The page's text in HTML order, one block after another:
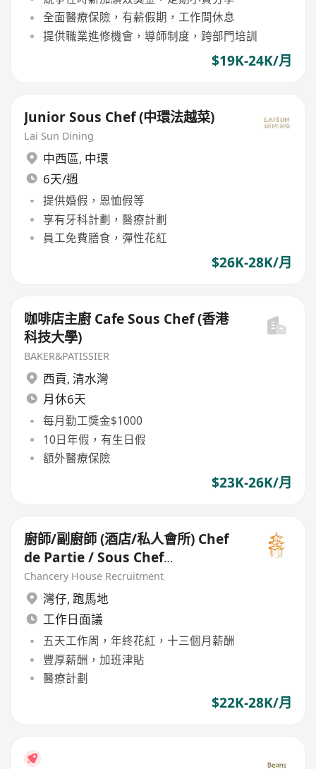
全面醫療保險，有薪假期，工作間休息
提供職業進修機會，導師制度，跨部門培訓
$19K-24K/月
Junior Sous Chef (中環法越菜)
Lai Sun Dining
中西區, 中環
6天/週
提供婚假，恩恤假等
享有牙科計劃，醫療計劃
員工免費膳食，彈性花紅
$26K-28K/月
咖啡店主廚 Cafe Sous Chef (香港
科技大學)
BAKER&PATISSIER
西貢, 清水灣
月休6天
每月勤工獎金$1000
10日年假，有生日假
額外醫療保險
$23K-26K/月
廚師/副廚師 (酒店/私人會所) Chef
de Partie / Sous Chef
(Hotel/Private Club
environment)
Chancery House Recruitment
灣仔, 跑馬地
工作日面議
五天工作周，年終花紅，十三個月薪酬
豐厚薪酬，加班津貼
醫療計劃
$22K-28K/月